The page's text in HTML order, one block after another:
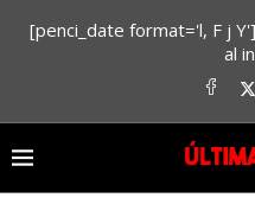
[penci_date format='l, F j
al